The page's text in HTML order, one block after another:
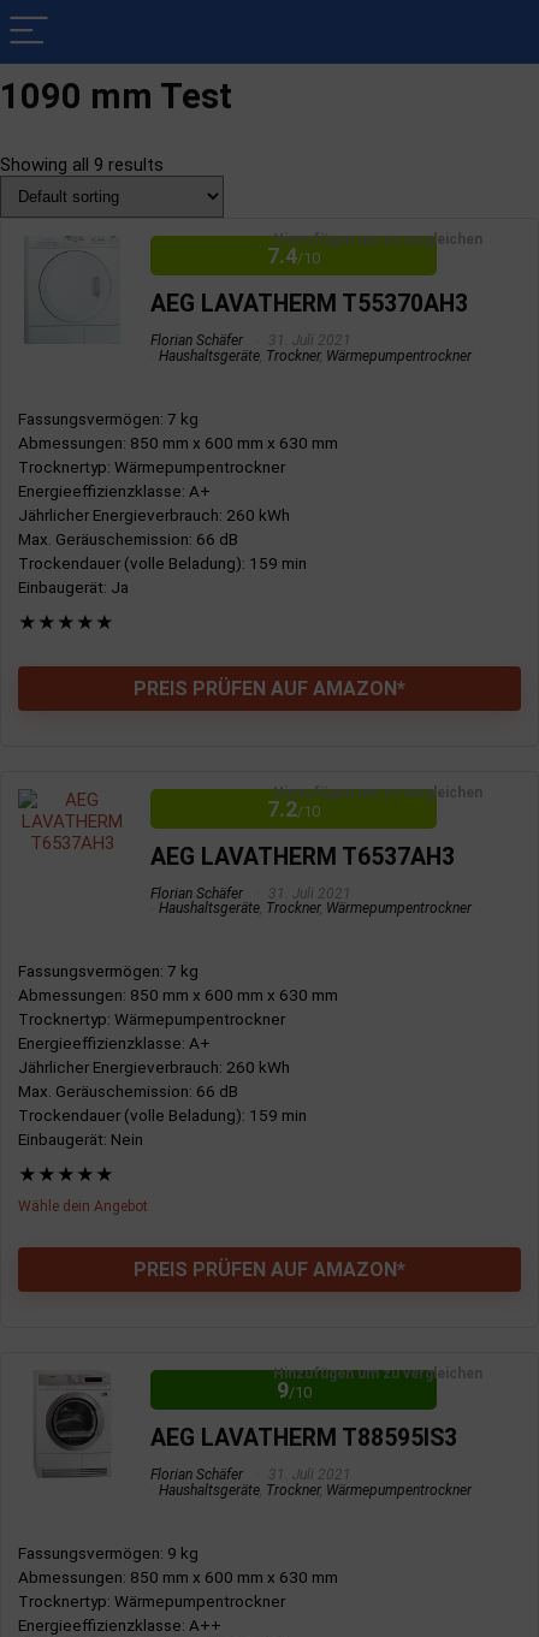
1090 mm Test
Showing all 9 results
Hinzufügen um zu vergleichen
7.4/10
AEG LAVATHERM T55370AH3
Florian Schäfer
31. Juli 2021
Haushaltsgeräte Trockner, Wärmepumpentrockner
Fassungsvermögen: 7 kg
Abmessungen: 850 mm x 600 mm x 630 mm
Trocknertyp: Wärmepumpentrockner
Energieeffizienzklasse: A+
Jährlicher Energieverbrauch: 260 kWh
Max. Geräuschemission: 66 dB
Trockendauer (volle Beladung): 159 min
Einbaugerät: Ja
★ ★ ★ ★ ★
PREIS PRÜFEN AUF AMAZON*
Hinzufügen um zu vergleichen
7.2/10
AEG LAVATHERM T6537AH3
Florian Schäfer
31. Juli 2021
Haushaltsgeräte Trockner, Wärmepumpentrockner
Fassungsvermögen: 7 kg
Abmessungen: 850 mm x 600 mm x 630 mm
Trocknertyp: Wärmepumpentrockner
Energieeffizienzklasse: A+
Jährlicher Energieverbrauch: 260 kWh
Max. Geräuschemission: 66 dB
Trockendauer (volle Beladung): 159 min
Einbaugerät: Nein
★ ★ ★ ★ ★
Wähle dein Angebot
PREIS PRÜFEN AUF AMAZON*
Gute Energieeffizienz
Startzeitvorwahl
Hohe Geräuschemissionen
Kleines Fassungsvermögen
Hinzufügen um zu vergleichen
9/10
AEG LAVATHERM T88595IS3
Florian Schäfer
31. Juli 2021
Haushaltsgeräte Trockner, Wärmepumpentrockner
Fassungsvermögen: 9 kg
Abmessungen: 850 mm x 600 mm x 630 mm
Trocknertyp: Wärmepumpentrockner
Energieeffizienzklasse: A++